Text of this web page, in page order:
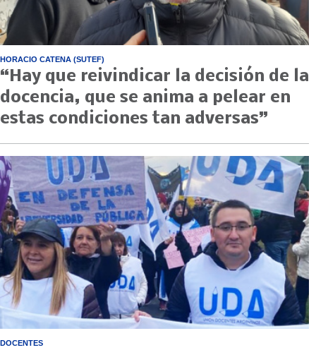
HORACIO CATENA (SUTEF)
“Hay que reivindicar la decisión de la
docencia, que se anima a pelear en
estas condiciones tan adversas”
DOCENTES